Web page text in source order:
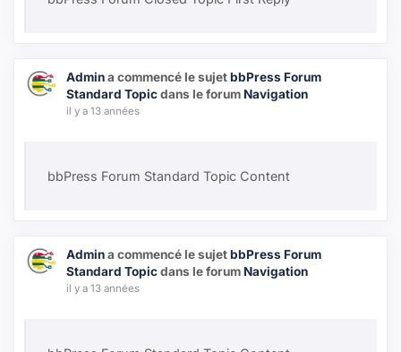
Admina commencé le sujetbbPress Forum
Standard Topicdans le forumNavigation
il y a 13 années
bbPress Forum Standard Topic Content
Admina commencé le sujetbbPress Forum
Standard Topicdans le forumNavigation
il y a 13 années